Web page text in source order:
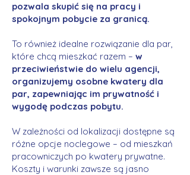
pozwala skupić się na pracy i
spokojnym pobycie za granicą.
To również idealne rozwiązanie dla par,
które chcą mieszkać razem – w
przeciwieństwie do wielu agencji,
organizujemy osobne kwatery dla
par, zapewniając im prywatność i
wygodę podczas pobytu.
W zależności od lokalizacji dostępne są
różne opcje noclegowe – od mieszkań
pracowniczych po kwatery prywatne.
Koszty i warunki zawsze są jasno